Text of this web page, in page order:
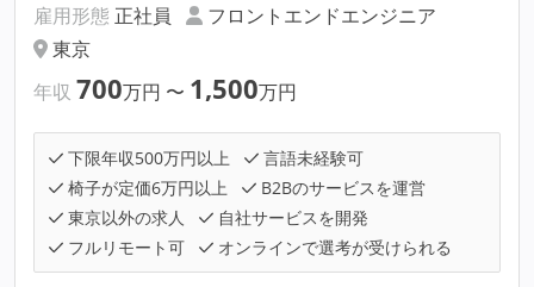
雇用形態 正社員
フロントエンドエンジニア
東京
年収 700万円 〜 1,500万円
下限年収500万円以上
言語未経験可
椅子が定価6万円以上
B2Bのサービスを運営
東京以外の求人
自社サービスを開発
フルリモート可
オンラインで選考が受けられる